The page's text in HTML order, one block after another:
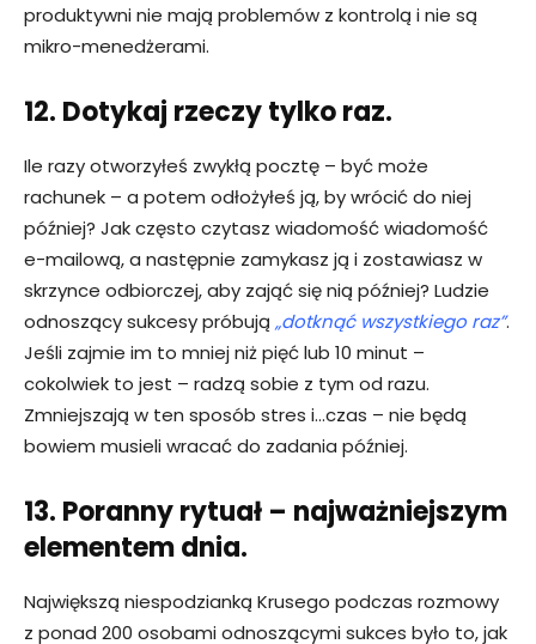
produktywni nie mają problemów z kontrolą i nie są
mikro-menedżerami.
12. Dotykaj rzeczy tylko raz.
Ile razy otworzyłeś zwykłą pocztę – być może
rachunek – a potem odłożyłeś ją, by wrócić do niej
później? Jak często czytasz wiadomość wiadomość
e-mailową, a następnie zamykasz ją i zostawiasz w
skrzynce odbiorczej, aby zająć się nią później? Ludzie
odnoszący sukcesy próbują „dotknąć wszystkiego raz”.
Jeśli zajmie im to mniej niż pięć lub 10 minut –
cokolwiek to jest – radzą sobie z tym od razu.
Zmniejszają w ten sposób stres i…czas – nie będą
bowiem musieli wracać do zadania później.
13. Poranny rytuał – najważniejszym
elementem dnia.
Największą niespodzianką Krusego podczas rozmowy
z ponad 200 osobami odnoszącymi sukces było to, jak